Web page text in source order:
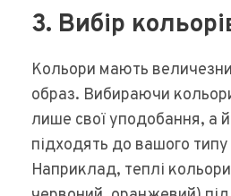
3. Вибір
Кольори мають
образ. Вибираючи
лише свої уподобання, а й
підходять до вашого
Наприклад, теплі